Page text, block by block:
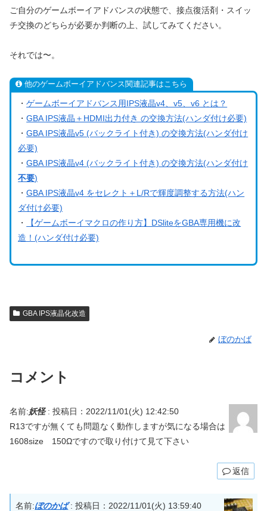
ご自分のゲームボーイアドバンスの状態で、接点復活剤・スイッ
チ交換のどちらが必要か判断の上、試してみてください。
それでは〜。
他のゲームボーイアドバンス関連記事はこちら
・ゲームボーイアドバンス用IPS液晶v4、v5、v6 とは？
・GBA IPS液晶＋HDMI出力付き の交換方法(ハンダ付け必要)
・GBA IPS液晶v5 (バックライト付き) の交換方法(ハンダ付け
必要)
・GBA IPS液晶v4 (バックライト付き) の交換方法(ハンダ付け
不要)
・GBA IPS液晶v4 をセレクト＋L/Rで輝度調整する方法(ハン
ダ付け必要)
・
【ゲームボーイマクロの作り方】DSliteをGBA専用機に改
造！(ハンダ付け必要)
GBA IPS液晶化改造
ぼのかば
コメント
名前:妖怪: 投稿日：2022/11/01(火) 12:42:50
R13ですが無くても問題なく動作しますが気になる場合は
1608size 150Ωですので取り付けて見て下さい
返信
名前:ぼのかば: 投稿日：2022/11/01(火) 13:59:40